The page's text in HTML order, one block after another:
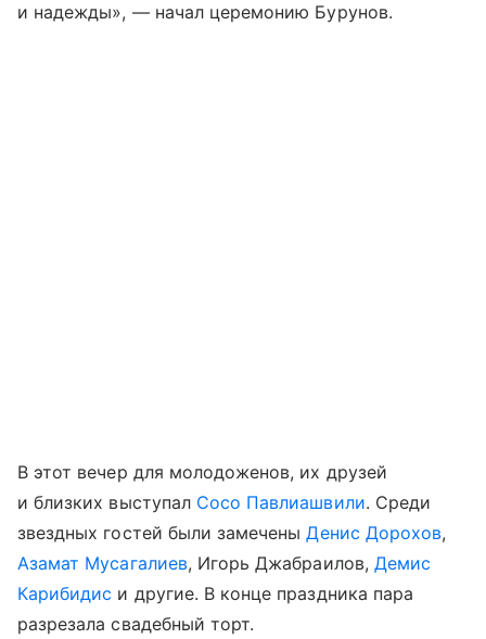
и надежды», — начал церемонию Бурунов.
В этот вечер для молодоженов, их друзей
и близких выступал Сосо Павлиашвили. Среди
звездных гостей были замеченыДенис Дорохов,
Азамат Мусагалиев, Игорь Джабраилов, Демис
Карибидис и другие. В конце праздника пара
разрезала свадебный торт.